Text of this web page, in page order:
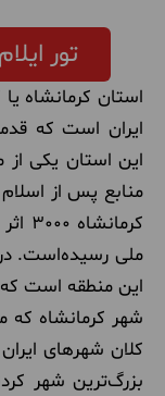
تور
استان کرمانشاه
ایران است که
این استان یکی از
منابع پس از
ملی رسیده‌است. در
این منطقه است
شهر کرمانشاه که
کلان شهرهای
بزرگ‌ترین شهر